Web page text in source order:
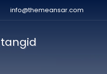
info@themeansar.com